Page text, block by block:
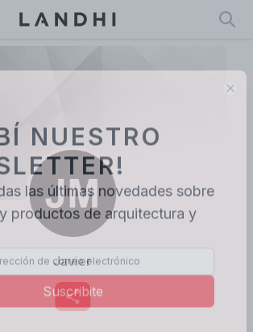
Javier
NUESTRO
las últimas novedades sobre
productos de arquitectura y
Suscribite